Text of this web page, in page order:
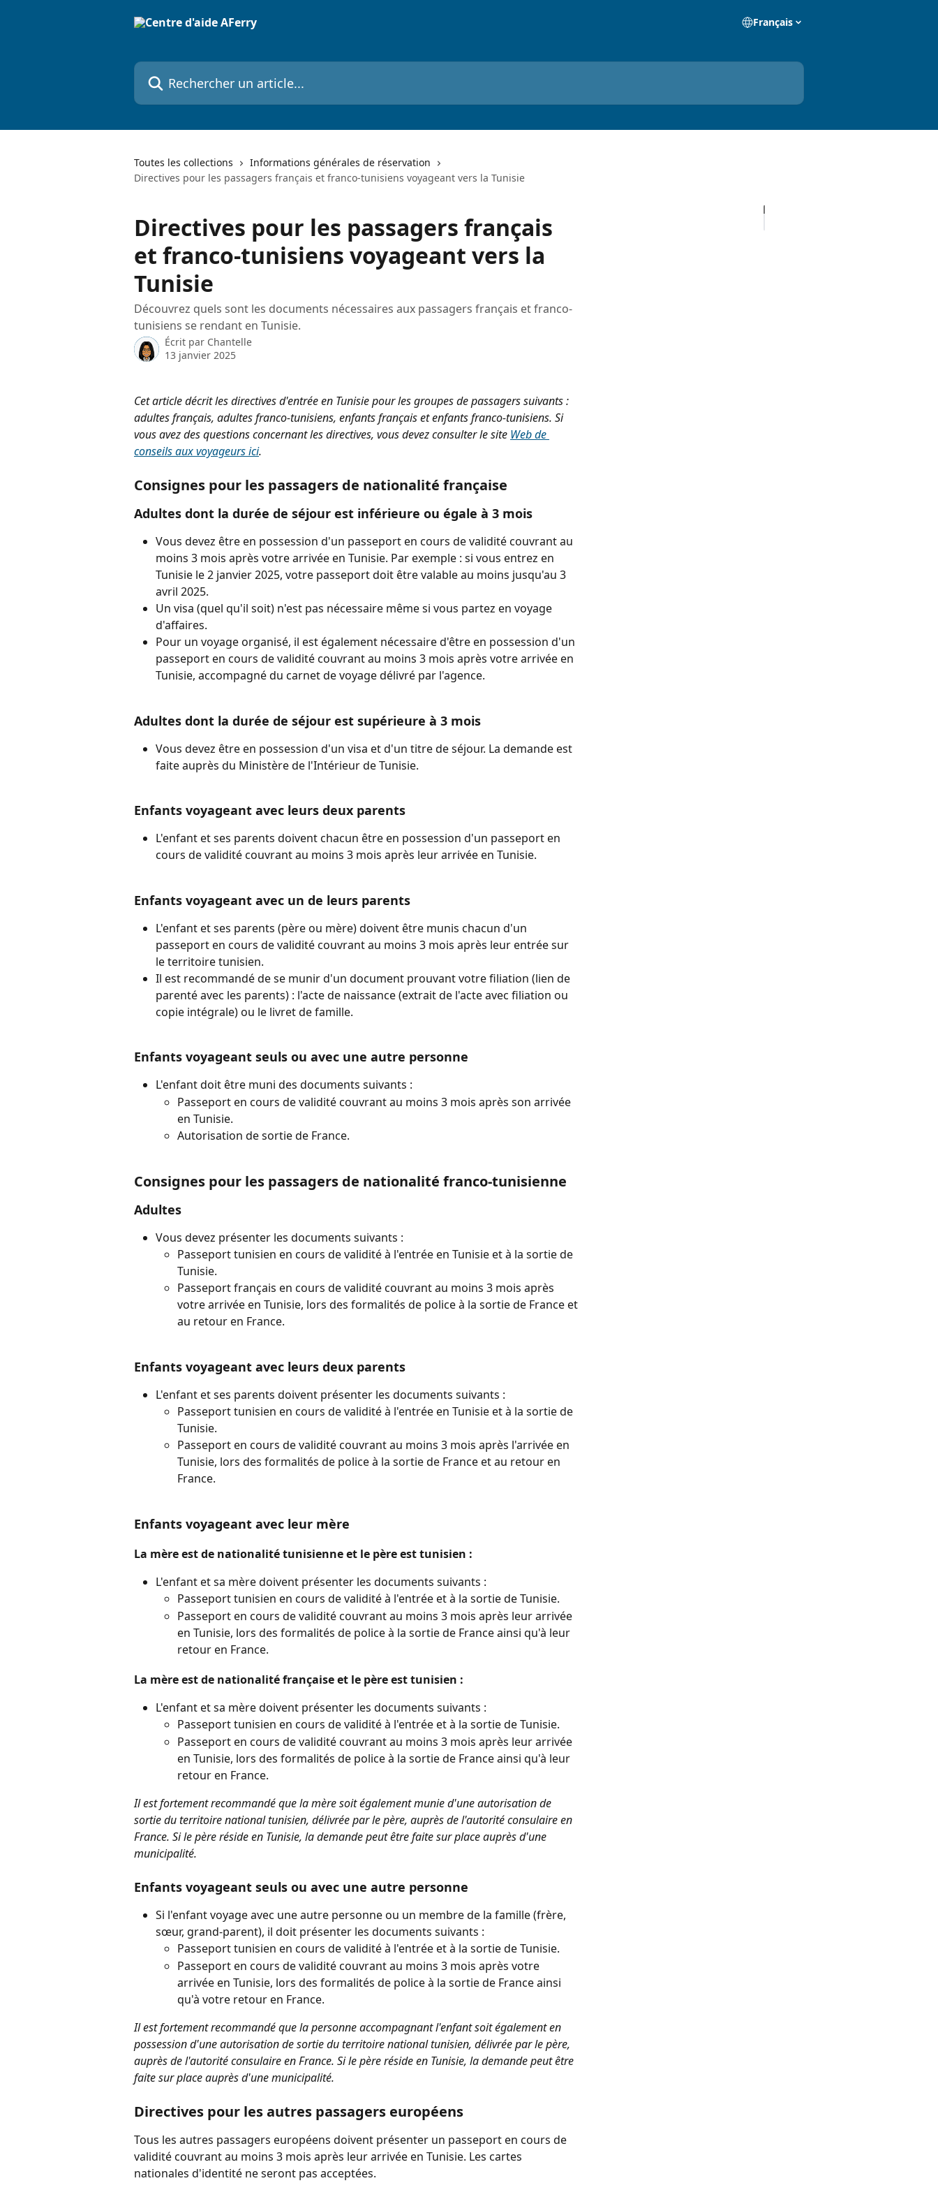
Français
Rechercher un article...
Toutes les collections
Informations générales de réservation
Directives pour les passagers français et franco-tunisiens voyageant vers la Tunisie
Directives pour les passagers français
et franco-tunisiens voyageant vers la
Tunisie
Découvrez quels sont les documents nécessaires aux passagers français et franco-
tunisiens se rendant en Tunisie.
Écrit par Chantelle
13 janvier 2025
Cet article décrit les directives d'entrée en Tunisie pour les groupes de passagers suivants :
adultes français, adultes franco-tunisiens, enfants français et enfants franco-tunisiens. Si
vous avez des questions concernant les directives, vous devez consulter le site Web de
conseils aux voyageurs ici.
Consignes pour les passagers de nationalité française
Adultes dont la durée de séjour est inférieure ou égale à 3 mois
Vous devez être en possession d'un passeport en cours de validité couvrant au
moins 3 mois après votre arrivée en Tunisie. Par exemple : si vous entrez en
Tunisie le 2 janvier 2025, votre passeport doit être valable au moins jusqu'au 3
avril 2025.
Un visa (quel qu'il soit) n'est pas nécessaire même si vous partez en voyage
d'affaires.
Pour un voyage organisé, il est également nécessaire d'être en possession d'un
passeport en cours de validité couvrant au moins 3 mois après votre arrivée en
Tunisie, accompagné du carnet de voyage délivré par l'agence.
Adultes dont la durée de séjour est supérieure à 3 mois
Vous devez être en possession d'un visa et d'un titre de séjour. La demande est
faite auprès du Ministère de l'Intérieur de Tunisie.
Enfants voyageant avec leurs deux parents
L'enfant et ses parents doivent chacun être en possession d'un passeport en
cours de validité couvrant au moins 3 mois après leur arrivée en Tunisie.
Enfants voyageant avec un de leurs parents
L'enfant et ses parents (père ou mère) doivent être munis chacun d'un
passeport en cours de validité couvrant au moins 3 mois après leur entrée sur
le territoire tunisien.
Il est recommandé de se munir d'un document prouvant votre filiation (lien de
parenté avec les parents) : l'acte de naissance (extrait de l'acte avec filiation ou
copie intégrale) ou le livret de famille.
Enfants voyageant seuls ou avec une autre personne
L'enfant doit être muni des documents suivants :
Passeport en cours de validité couvrant au moins 3 mois après son arrivée
en Tunisie.
Autorisation de sortie de France.
Consignes pour les passagers de nationalité franco-tunisienne
Adultes
Vous devez présenter les documents suivants :
Passeport tunisien en cours de validité à l'entrée en Tunisie et à la sortie de
Tunisie.
Passeport français en cours de validité couvrant au moins 3 mois après
votre arrivée en Tunisie, lors des formalités de police à la sortie de France et
au retour en France.
Enfants voyageant avec leurs deux parents
L'enfant et ses parents doivent présenter les documents suivants :
Passeport tunisien en cours de validité à l'entrée en Tunisie et à la sortie de
Tunisie.
Passeport en cours de validité couvrant au moins 3 mois après l'arrivée en
Tunisie, lors des formalités de police à la sortie de France et au retour en
France.
Enfants voyageant avec leur mère
La mère est de nationalité tunisienne et le père est tunisien :
L'enfant et sa mère doivent présenter les documents suivants :
Passeport tunisien en cours de validité à l'entrée et à la sortie de Tunisie.
Passeport en cours de validité couvrant au moins 3 mois après leur arrivée
en Tunisie, lors des formalités de police à la sortie de France ainsi qu'à leur
retour en France.
La mère est de nationalité française et le père est tunisien :
L'enfant et sa mère doivent présenter les documents suivants :
Passeport tunisien en cours de validité à l'entrée et à la sortie de Tunisie.
Passeport en cours de validité couvrant au moins 3 mois après leur arrivée
en Tunisie, lors des formalités de police à la sortie de France ainsi qu'à leur
retour en France.
Il est fortement recommandé que la mère soit également munie d'une autorisation de
sortie du territoire national tunisien, délivrée par le père, auprès de l'autorité consulaire en
France. Si le père réside en Tunisie, la demande peut être faite sur place auprès d'une
municipalité.
Enfants voyageant seuls ou avec une autre personne
Si l'enfant voyage avec une autre personne ou un membre de la famille (frère,
sœur, grand-parent), il doit présenter les documents suivants :
Passeport tunisien en cours de validité à l'entrée et à la sortie de Tunisie.
Passeport en cours de validité couvrant au moins 3 mois après votre
arrivée en Tunisie, lors des formalités de police à la sortie de France ainsi
qu'à votre retour en France.
Il est fortement recommandé que la personne accompagnant l'enfant soit également en
possession d'une autorisation de sortie du territoire national tunisien, délivrée par le père,
auprès de l'autorité consulaire en France. Si le père réside en Tunisie, la demande peut être
faite sur place auprès d'une municipalité.
Directives pour les autres passagers européens
Tous les autres passagers européens doivent présenter un passeport en cours de
validité couvrant au moins 3 mois après leur arrivée en Tunisie. Les cartes
nationales d'identité ne seront pas acceptées.